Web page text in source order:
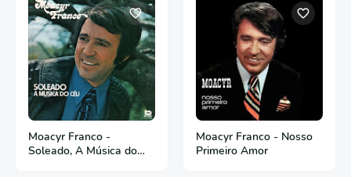
Moacyr Franco -
Soleado, A Música do
Moacyr Franco - Nosso
Primeiro Amor